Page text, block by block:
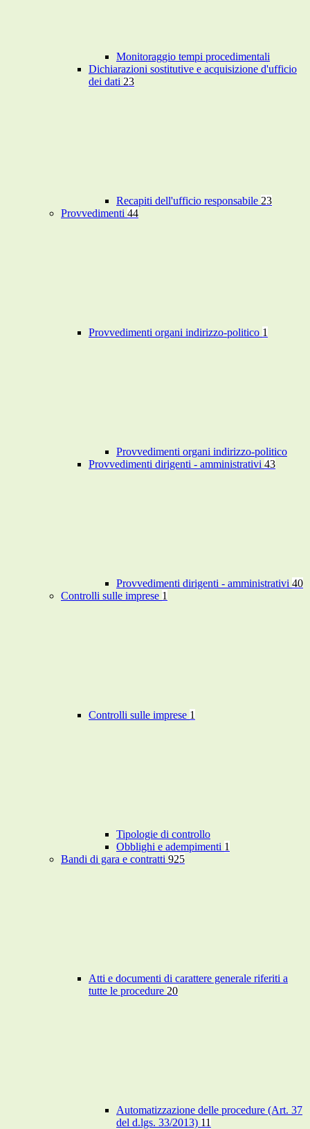
Monitoraggio tempi procedimentali
Dichiarazioni sostitutive e acquisizione d'ufficio
dei dati 23
Recapiti dell'ufficio responsabile 23
Provvedimenti 44
Provvedimenti organi indirizzo-politico 1
Provvedimenti organi indirizzo-politico
Provvedimenti dirigenti - amministrativi 43
Provvedimenti dirigenti - amministrativi 40
Controlli sulle imprese 1
Controlli sulle imprese 1
Tipologie di controllo
Obblighi e adempimenti 1
Bandi di gara e contratti 925
Atti e documenti di carattere generale riferiti a
tutte le procedure 20
Automatizzazione delle procedure (Art. 37
del d.lgs. 33/2013) 11